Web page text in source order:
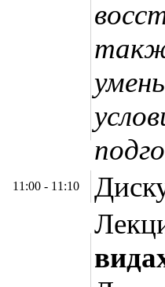
11:00 - 11:10